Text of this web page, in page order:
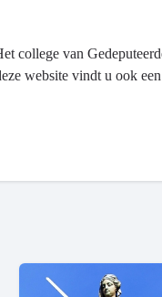
college van
website vindt u ook